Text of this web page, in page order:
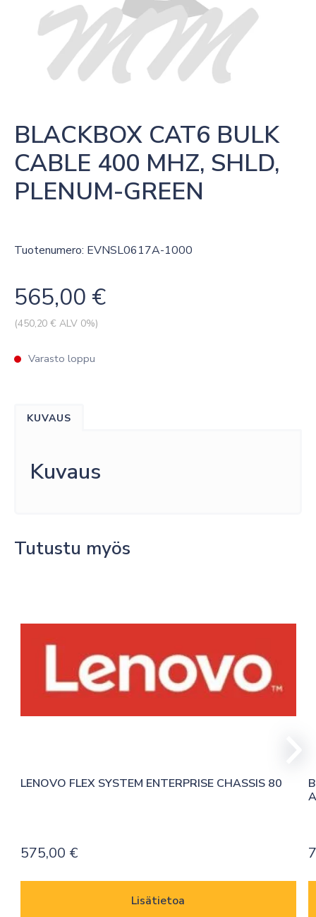
BLACKBOX CAT6 BULK
CABLE 400 MHZ, SHLD,
PLENUM-GREEN
Tuotenumero: EVNSL0617A-1000
565,00 €
(450,20 € ALV 0%)
Varasto loppu
KUVAUS
Kuvaus
Tutustu myös
LENOVO FLEX SYSTEM ENTERPRISE CHASSIS 80
575,00 €
Lisätietoa